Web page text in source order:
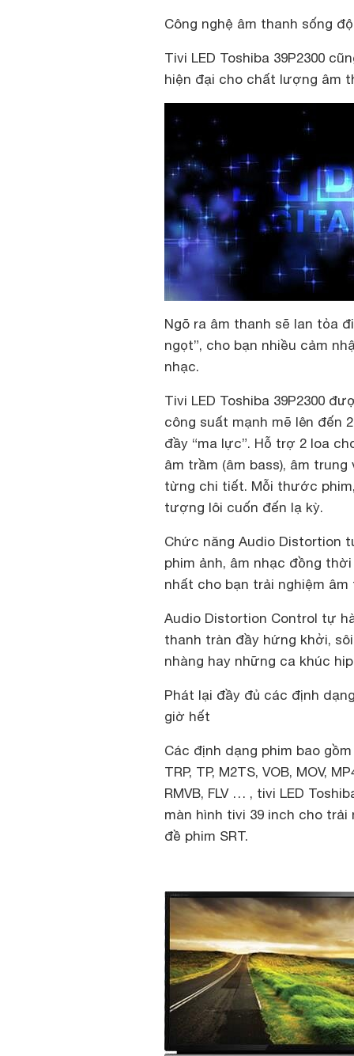
Công nghệ âm thanh sống
Tivi LED Toshiba 39P2300
hiện đại cho chất lượng âm
Ngõ ra âm thanh sẽ lan tỏa
ngọt”, cho bạn nhiều cảm
nhạc.
Tivi LED Toshiba 39P2300
công suất mạnh mẽ lên đến
đầy “ma lực”. Hỗ trợ 2 loa
âm trầm (âm bass), âm
từng chi tiết. Mỗi thước
tượng lôi cuốn đến lạ kỳ.
Chức năng Audio Distortion
phim ảnh, âm nhạc đồng
nhất cho bạn trải nghiệm
Audio Distortion Control tự
thanh tràn đầy hứng khởi,
nhàng hay những ca khúc
Phát lại đầy đủ các định
giờ hết
Các định dạng phim bao gồm
TRP, TP, M2TS, VOB, MOV,
RMVB, FLV … , tivi LED
màn hình tivi 39 inch cho
đề phim SRT.